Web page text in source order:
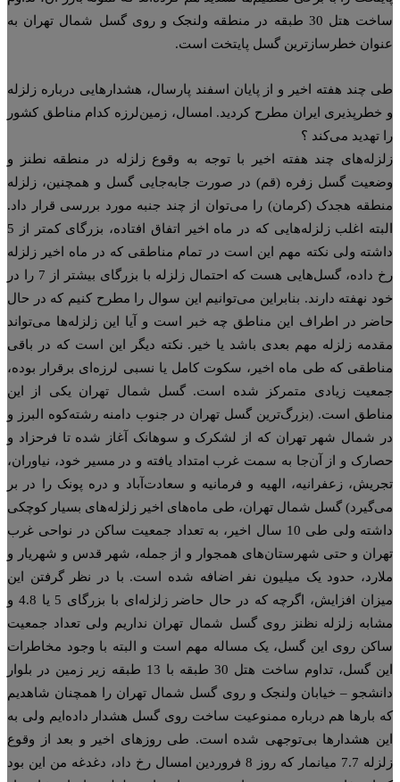
ساخت هتل 30 طبقه در منطقه ولنجک و روی گسل شمال تهران به
خطرساز‌ترین گسل پایتخت است.
چند هفته اخیر و از پایان اسفند پارسال، هشدارهایی درباره زلزله
ایران مطرح کردید. امسال، زمین‌لرزه کدام مناطق کشور
تهدید می‌کند ؟
چند هفته اخیر با توجه به وقوع زلزله در منطقه نطنز و
گسل زفره (قم) در صورت جابه‌جایی گسل و همچنین، زلزله
هجدک (کرمان) را می‌توان از چند جنبه مورد بررسی قرار داد.
البته اغلب زلزله‌هایی که در ماه اخیر اتفاق افتاده، بزرگای کمتر از 5
ولی نکته مهم این است در تمام مناطقی که در ماه اخیر زلزله
رخ داده، گسل‌هایی هست که احتمال زلزله با بزرگای بیشتر از 7 را در
نهفته دارند. بنابراین می‌توانیم این سوال را مطرح کنیم که در حال
در اطراف این مناطق چه خبر است و آیا این زلزله‌ها می‌تواند
زلزله مهم بعدی باشد یا خیر. نکته دیگر این است که در باقی
که طی ماه اخیر، سکوت کامل یا نسبی لرزه‌ای برقرار بوده،
زیادی متمرکز شده است. گسل شمال تهران یکی از این
است. (بزرگ‌ترین گسل تهران در جنوب دامنه رشته‌کوه البرز و
شمال شهر تهران که از لشکرک و سوهانک آغاز شده تا فرحزاد و
و از آن‌جا به سمت غرب امتداد یافته و در مسیر خود، نیاوران،
زعفرانیه، الهیه و فرمانیه و سعادت‌آباد و دره پونک را در بر
گسل شمال تهران، طی ماه‌های اخیر زلزله‌های بسیار کوچکی
داشته ولی طی 10 سال اخیر، به تعداد جمعیت ساکن در نواحی غرب
و حتی شهرستان‌های همجوار و از جمله، شهر قدس و شهریار و
حدود یک میلیون نفر اضافه شده است. با در نظر گرفتن این
میزان افزایش، اگرچه که در حال حاضر زلزله‌ای با بزرگای 5 یا 4.8 و
زلزله نظنز روی گسل شمال تهران نداریم ولی تعداد جمعیت
روی این گسل، یک مساله مهم است و البته با وجود مخاطرات
این گسل، تداوم ساخت هتل 30 طبقه با 13 طبقه زیر زمین در بلوار
– خیابان ولنجک و روی گسل شمال تهران را همچنان شاهدیم
بارها هم درباره ممنوعیت ساخت روی گسل هشدار داده‌ایم ولی به
هشدارها بی‌توجهی شده است. طی روزهای اخیر و بعد از وقوع
زلزله 7.7 میانمار که روز 8 فروردین امسال رخ داد، دغدغه من این بود